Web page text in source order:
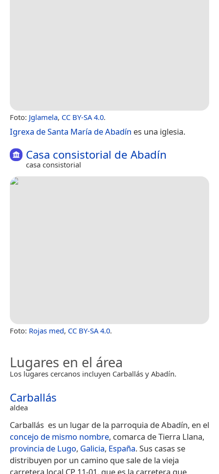
Foto: Jglamela, CC BY-SA 4.0.
Igrexa de Santa María de Abadín es una iglesia.
Casa consistorial de Abadín
casa consistorial
Foto: Rojas med, CC BY-SA 4.0.
Lugares en el área
Los lugares cercanos incluyen Carballás y Abadín.
Carballás
aldea
Carballás​ ​ es un lugar de la parroquia de Abadín, en el
concejo de mismo nombre, comarca de Tierra Llana,
provincia de Lugo, Galicia, España. Sus casas se
distribuyen por un camino que sale de la vieja
carretera local CP 11-01, que es la carretera que